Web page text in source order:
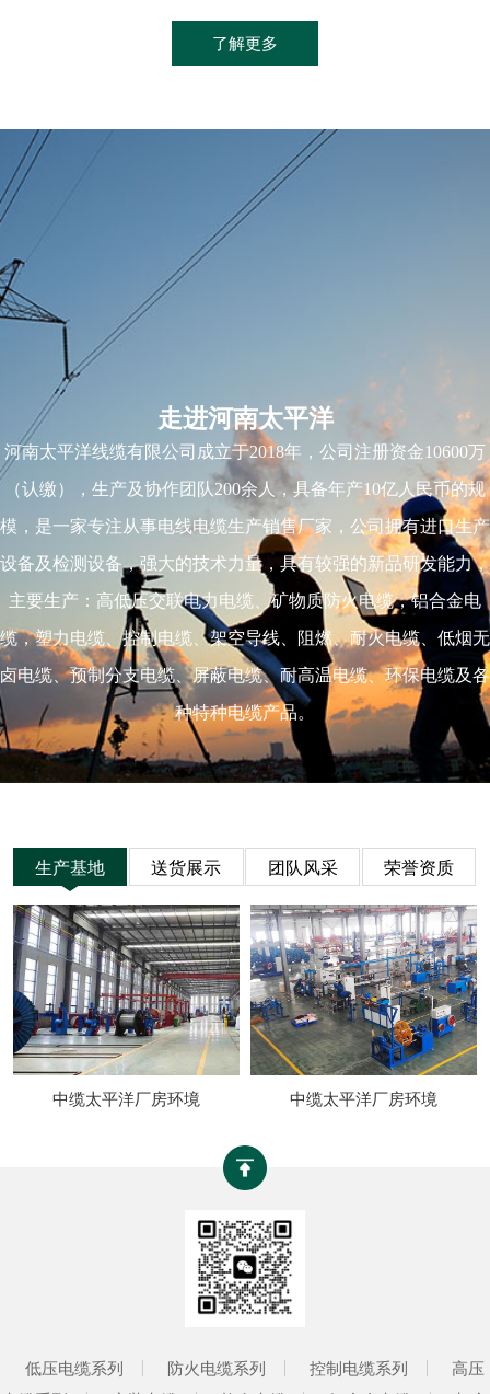
了解更多
走进河南太平洋
河南太平洋线缆有限公司成立于2018年，公司注册资金10600万
（认缴），生产及协作团队200余人，具备年产10亿人民币的规
模，是一家专注从事电线电缆生产销售厂家，公司拥有进口生产
设备及检测设备，强大的技术力量，具有较强的新品研发能力，
主要生产：高低压交联电力电缆、矿物质防火电缆，铝合金电
缆，塑力电缆、控制电缆、架空导线、阻燃、耐火电缆、低烟无
卤电缆、预制分支电缆、屏蔽电缆、耐高温电缆、环保电缆及各
种特种电缆产品。
生产基地 送货展示 团队风采 荣誉资质
中缆太平洋厂房环境 中缆太平洋厂房环境
低压电缆系列 防火电缆系列 控制电缆系列
高压